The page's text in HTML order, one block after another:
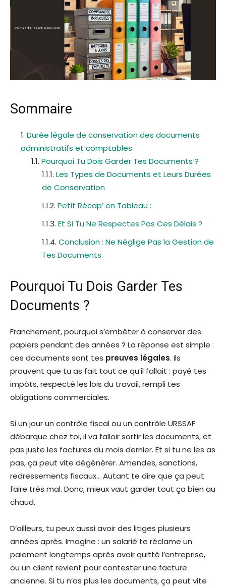
Sommaire
Durée légale de conservation des documents
administratifs et comptables
Pourquoi Tu Dois Garder Tes Documents ?
Les Types de Documents et Leurs Durées
de Conservation
Petit Récap’ en Tableau :
Et Si Tu Ne Respectes Pas Ces Délais ?
Conclusion : Ne Néglige Pas la Gestion de
Tes Documents
Pourquoi Tu Dois Garder Tes
Documents ?
Franchement, pourquoi s’embêter à conserver des
papiers pendant des années ? La réponse est simple :
ces documents sont tes preuves légales. Ils
prouvent que tu as fait tout ce qu’il fallait : payé tes
impôts, respecté les lois du travail, rempli tes
obligations commerciales.
Si un jour un contrôle fiscal ou un contrôle URSSAF
débarque chez toi, il va falloir sortir les documents, et
pas juste les factures du mois dernier. Et si tu ne les as
pas, ça peut vite dégénérer. Amendes, sanctions,
redressements fiscaux… Autant te dire que ça peut
faire très mal. Donc, mieux vaut garder tout ça bien au
chaud.
D’ailleurs, tu peux aussi avoir des litiges plusieurs
années après. Imagine : un salarié te réclame un
paiement longtemps après avoir quitté l’entreprise,
ou un client revient pour contester une facture
ancienne. Si tu n’as plus les documents, ça peut vite